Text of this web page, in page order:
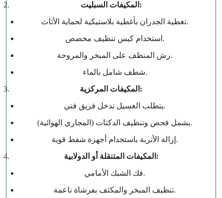
المكيفات السبليت:
تغطية الجدران بأغطية بلاستيكية لحماية الأثاث.
استخدام كيس تنظيف مخصص.
رش المنظف على المبخر والمروحة.
شطف شامل بالماء.
المكيفات المركزية:
يتطلب الغسيل تدخل فريق فني.
يشمل فحص وتنظيف الدكتات (المجاري الهوائية).
إزالة الأتربة باستخدام أجهزة شفط قوية.
المكيفات المتنقلة أو الدولابية:
فك الشبك الأمامي.
تنظيف المبخر والمكثف بفرشاة ناعمة.